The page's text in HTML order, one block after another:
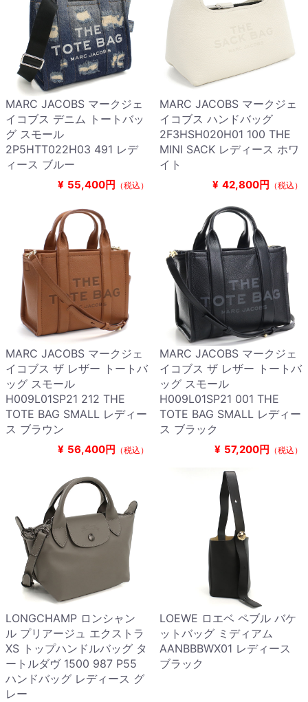
MARC JACOBS マークジェ
イコブス デニム トートバッ
グ スモール
2P5HTT022H03 491 レデ
ィース ブルー
¥ 55,400円 （税込）
MARC JACOBS マークジェ
イコブス ハンドバッグ
2F3HSH020H01 100 THE
MINI SACK レディース ホワ
イト
¥ 42,800円 （税込）
MARC JACOBS マークジェ
イコブス ザ レザー トートバ
ッグ スモール
H009L01SP21 212 THE
TOTE BAG SMALL レディー
ス ブラウン
¥ 56,400円 （税込）
MARC JACOBS マークジェ
イコブス ザ レザー トートバ
ッグ スモール
H009L01SP21 001 THE
TOTE BAG SMALL レディー
ス ブラック
¥ 57,200円 （税込）
LONGCHAMP ロンシャン
ル プリアージュ エクストラ
XS トップハンドルバッグ タ
ートルダヴ 1500 987 P55
ハンドバッグ レディース グ
レー
LOEWE ロエベ ペブル バケ
ットバッグ ミディアム
AANBBBWX01 レディース
ブラック